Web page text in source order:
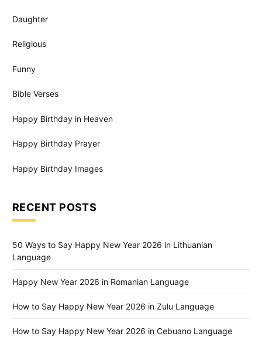
Daughter
Religious
Funny
Bible Verses
Happy Birthday in Heaven
Happy Birthday Prayer
Happy Birthday Images
RECENT POSTS
50 Ways to Say Happy New Year 2026 in Lithuanian
Language
Happy New Year 2026 in Romanian Language
How to Say Happy New Year 2026 in Zulu Language
How to Say Happy New Year 2026 in Cebuano Language